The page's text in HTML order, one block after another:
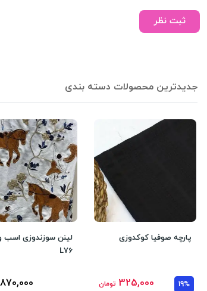
ثبت نظر
جدیدترین محصولات دسته بندی
پارچه صوفیا کوکدوزی
19%
325,000 تومان
لینن سوزندوزی اسب
L76
870,000